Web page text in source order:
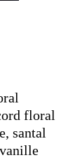
floral
santal